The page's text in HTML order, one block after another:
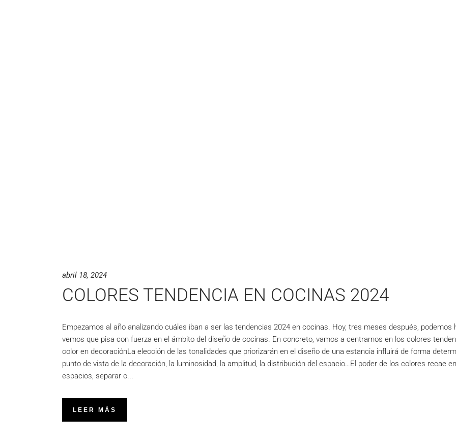
abril 18, 2024
COLORES TENDENCIA EN COCINAS 2024
Empezamos al año analizando cuáles iban a ser las tendencias 2024 en cocinas. Hoy, tres meses después,
vemos que pisa con fuerza en el ámbito del diseño de cocinas. En concreto, vamos a centrarnos en los colores
color en decoraciónLa elección de las tonalidades que priorizarán en el diseño de una estancia influirá de forma
punto de vista de la decoración, la luminosidad, la amplitud, la distribución del espacio…El poder de los colores recae
espacios, separar o
LEER MÁS